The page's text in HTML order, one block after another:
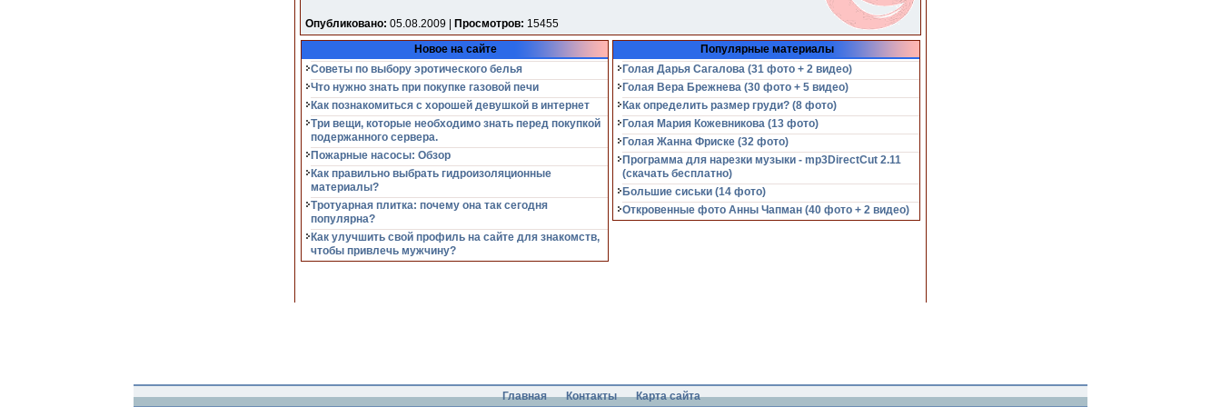
Опубликовано: 05.08.2009 | Просмотров: 15455
Новое на сайте
Советы по выбору эротического белья
Что нужно знать при покупке газовой печи
Как познакомиться с хорошей девушкой в интернет
Три вещи, которые необходимо знать перед покупкой
подержанного сервера.
Пожарные насосы: Обзор
Как правильно выбрать гидроизоляционные
материалы?
Тротуарная плитка: почему она так сегодня
популярна?
Как улучшить свой профиль на сайте для знакомств,
чтобы привлечь мужчину?
Популярные материалы
Голая Дарья Сагалова (31 фото + 2 видео)
Голая Вера Брежнева (30 фото + 5 видео)
Как определить размер груди? (8 фото)
Голая Мария Кожевникова (13 фото)
Голая Жанна Фриске (32 фото)
Программа для нарезки музыки - mp3DirectCut 2.11
(cкачать бесплатно)
Большие сиськи (14 фото)
Откровенные фото Анны Чапман (40 фото + 2 видео)
Главная Контакты Карта сайта